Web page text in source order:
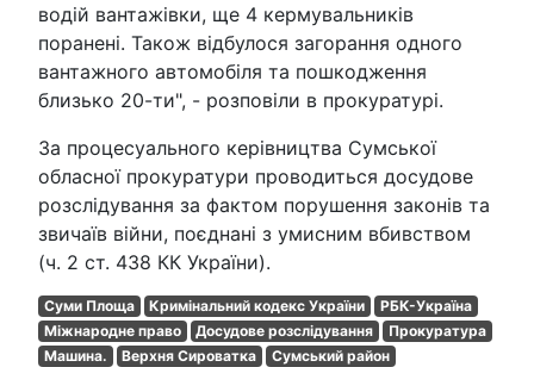
водій вантажівки, ще 4 кермувальників
поранені. Також відбулося загорання одного
вантажного автомобіля та пошкодження
близько 20-ти", - розповіли в прокуратурі.
За процесуального керівництва Сумської
обласної прокуратури проводиться досудове
розслідування за фактом порушення законів та
звичаїв війни, поєднані з умисним вбивством
(ч. 2 ст. 438 КК України).
Суми Площа Кримінальний кодекс України
РБК-Україна
Міжнародне право
Досудове розслідування
Прокуратура
Машина.
Верхня Сироватка Сумський район